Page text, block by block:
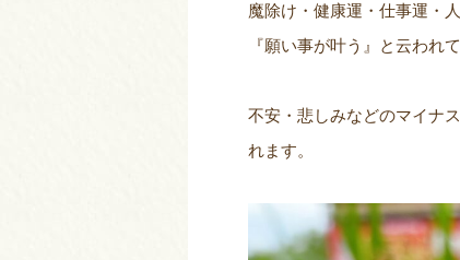
魔除け・健康運・仕事運・
『願い事が叶う』と云われ
不安・悲しみなどのマイナ
れます。